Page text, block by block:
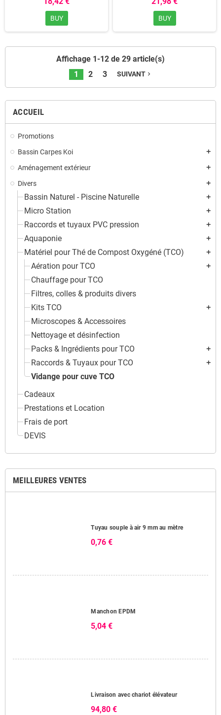
ACCUEIL
Promotions
Bassin Carpes Koi
add
Aménagement extérieur add
Divers add
Bassin Naturel - Piscine Naturelle add
Micro Station add
Raccords et tuyaux PVC pression add
Aquaponie add
Matériel pour Thé de Compost Oxygéné (TCO) add
Aération pour TCO add
Chauffage pour TCO
Filtres, colles & produits divers
Kits TCO
add
Microscopes & Accessoires
Nettoyage et désinfection
Packs & Ingrédients pour TCO
add
Raccords & Tuyaux pour TCO add
Vidange pour cuve TCO
Cadeaux
Prestations et Location
Frais de port
DEVIS
MEILLEURES VENTES
Tuyau souple à air 9 mm au mètre
0,76 €
Manchon EPDM
5,04 €
Livraison avec chariot élévateur
94,80 €
BUY BUY
Affichage 1-12 de 29 article(s)
1
2 3 SUIVANTnavigate_next